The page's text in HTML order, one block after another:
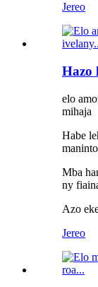
Jereo
Hazo
elo
mihaja
Habe
Mba
ny
Azo
Jereo